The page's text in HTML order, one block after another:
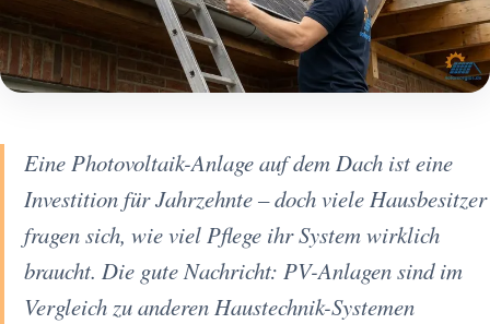
Eine Photovoltaik-Anlage auf dem Dach ist eine
Investition für Jahrzehnte – doch viele Hausbesitzer
fragen sich, wie viel Pflege ihr System wirklich
braucht. Die gute Nachricht: PV-Anlagen sind im
Vergleich zu anderen Haustechnik-Systemen